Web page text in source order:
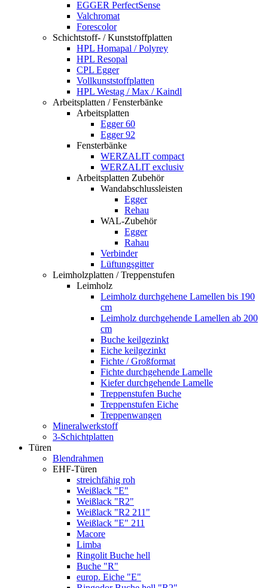
EGGER PerfectSense
Valchromat
Forescolor
Schichtstoff- / Kunststoffplatten
HPL Homapal / Polyrey
HPL Resopal
CPL Egger
Vollkunststoffplatten
HPL Westag / Max / Kaindl
Arbeitsplatten / Fensterbänke
Arbeitsplatten
Egger 60
Egger 92
Fensterbänke
WERZALIT compact
WERZALIT exclusiv
Arbeitsplatten Zubehör
Wandabschlussleisten
Egger
Rehau
WAL-Zubehör
Egger
Rahau
Verbinder
Lüftungsgitter
Leimholzplatten / Treppenstufen
Leimholz
Leimholz durchgehene Lamellen bis 190
cm
Leimholz durchgehende Lamellen ab 200
cm
Buche keilgezinkt
Eiche keilgezinkt
Fichte / Großformat
Fichte durchgehende Lamelle
Kiefer durchgehende Lamelle
Treppenstufen Buche
Treppenstufen Eiche
Treppenwangen
Mineralwerkstoff
3-Schichtplatten
Türen
Blendrahmen
EHF-Türen
streichfähig roh
Weißlack "E"
Weißlack "R2"
Weißlack "R2 211"
Weißlack "E" 211
Macore
Limba
Ringolit Buche hell
Buche "R"
europ. Eiche "E"